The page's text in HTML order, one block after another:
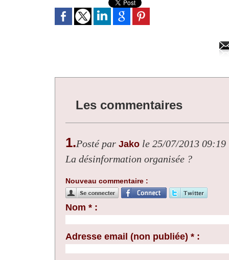
Les commentaires
1.Posté par Jako le 25/07/2013 09:19
La désinformation organisée ?
Nouveau commentaire :
Nom * :
Adresse email (non publiée) * :